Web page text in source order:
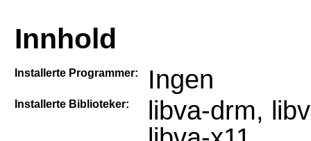
Innhold
Installerte Programmer: Ingen
Installerte Biblioteker:
libva-drm,